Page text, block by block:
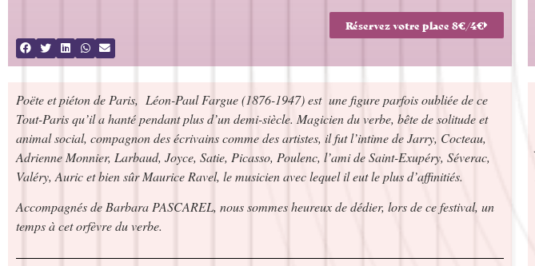
Réservez votre place 8€/4€
Poëte et piéton de Paris, Léon-Paul Fargue (1876-1947) est une figure parfois oubliée de ce
Tout-Paris qu’il a hanté pendant plus d’un demi-siècle. Magicien du verbe, bête de solitude et
animal social, compagnon des écrivains comme des artistes, il fut l’intime de Jarry, Cocteau,
Adrienne Monnier, Larbaud, Joyce, Satie, Picasso, Poulenc, l’ami de Saint-Exupéry, Séverac,
Valéry, Auric et bien sûr Maurice Ravel, le musicien avec lequel il eut le plus d’affinitiés.
Accompagnés de Barbara PASCAREL, nous sommes heureux de dédier, lors de ce festival, un
temps à cet orfèvre du verbe.